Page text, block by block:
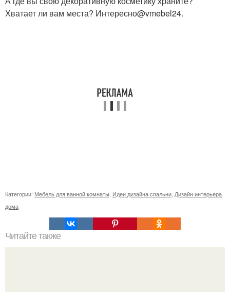
Хватает ли вам места? Интересно@vmebel24.
Категории: Мебель для ванной комнаты Идеи дизайна спальни Дизайн интерьера
дома
Читайте также